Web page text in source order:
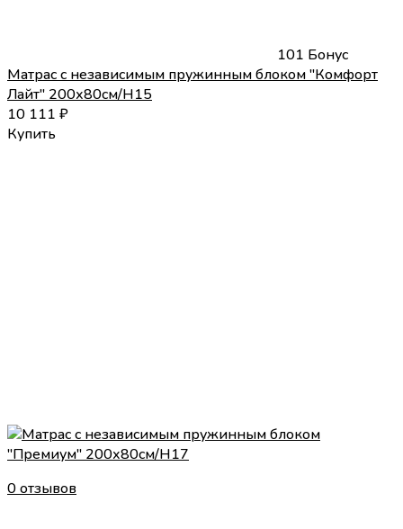
101 Бонус
Матрас с независимым пружинным блоком "Комфорт
Лайт" 200х80см/H15
10 111 ₽
Купить
0 отзывов